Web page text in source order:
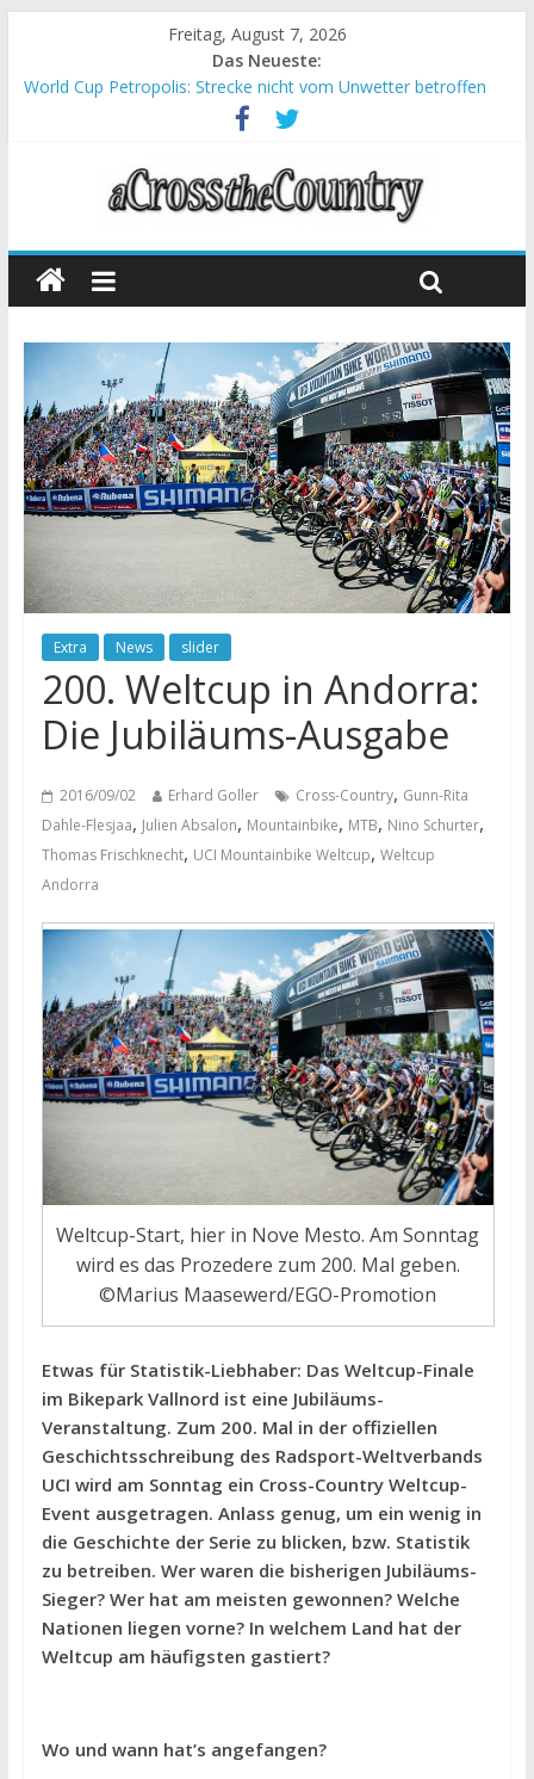
Freitag, August 7, 2026
Das Neueste:
World Cup Petropolis: Strecke nicht vom Unwetter betroffen
Krumbach und Obergessertshausen: Mountainbike-Bundesliga
Supercup Massi Banyoles: Siege für Carod und Richards
Halbzeit beim Andalucia Bike Race: Weltmeister Seewald führt
Chelva: Schweizer Doppelsieg beim ersten XCO-Rennen der
Extra News slider
200. Weltcup in Andorra:
Die Jubiläums-Ausgabe
2016/09/02 Erhard Goller Cross-Country, Gunn-Rita
Dahle-Flesjaa, Julien Absalon, Mountainbike, MTB, Nino Schurter,
Thomas Frischknecht, UCI Mountainbike Weltcup, Weltcup
Andorra
Weltcup-Start, hier in Nove Mesto. Am Sonntag
wird es das Prozedere zum 200. Mal geben.
©Marius Maasewerd/EGO-Promotion
Etwas für Statistik-Liebhaber: Das Weltcup-Finale
im Bikepark Vallnord ist eine Jubiläums-
Veranstaltung. Zum 200. Mal in der offiziellen
Geschichtsschreibung des Radsport-Weltverbands
UCI wird am Sonntag ein Cross-Country Weltcup-
Event ausgetragen. Anlass genug, um ein wenig in
die Geschichte der Serie zu blicken, bzw. Statistik
zu betreiben. Wer waren die bisherigen Jubiläums-
Sieger? Wer hat am meisten gewonnen? Welche
Nationen liegen vorne? In welchem Land hat der
Weltcup am häufigsten gastiert?
Wo und wann hat’s angefangen?